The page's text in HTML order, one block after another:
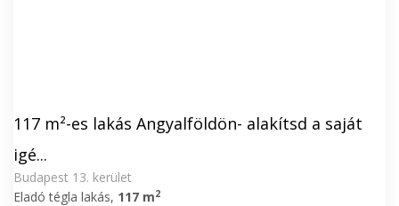
117 m²-es lakás Angyalföldön- alakítsd a saját
igé...
Budapest 13. kerület
Eladó tégla lakás, 117 m2